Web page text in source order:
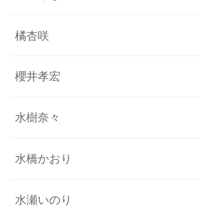
橘杏咲
櫻井孝宏
水樹奈々
水橋かおり
水瀬いのり